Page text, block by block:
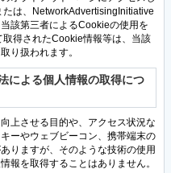
は、NetworkAdvertisingInitiative
該第三者によるCookieの使用を
得されたCookie情報等は、当該
り扱われます。
による個人情報の取得につ
上させる目的や、アクセス状況な
ーやウェブビーコン、携帯端末の
りますが、そのような技術の使用
報を取得することはありません。